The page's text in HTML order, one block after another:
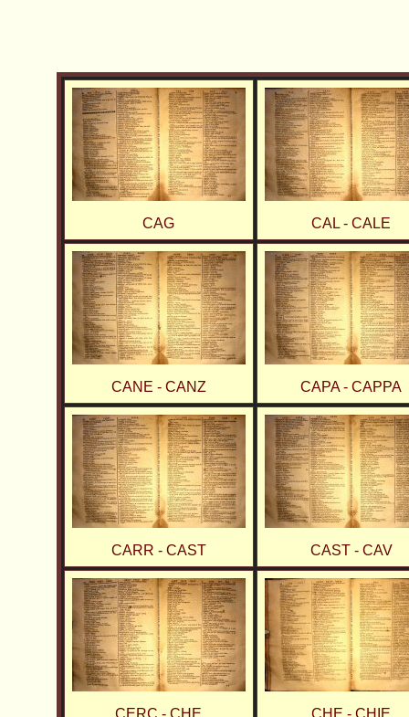
CAG CAL - CALE
CANE - CANZ CAPA - CAPPA
CARR - CAST CAST - CAV
CERC - CHE CHE - CHIE